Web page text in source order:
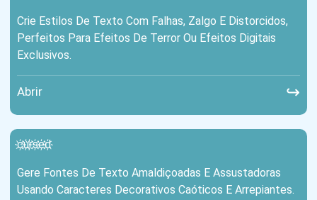
Crie Estilos De Texto Com Falhas, Zalgo E Distorcidos,
Perfeitos Para Efeitos De Terror Ou Efeitos Digitais
Exclusivos.
Abrir ↪
c҉u҉r҉s҉e҉d҉
Gere Fontes De Texto Amaldiçoadas E Assustadoras
Usando Caracteres Decorativos Caóticos E Arrepiantes.